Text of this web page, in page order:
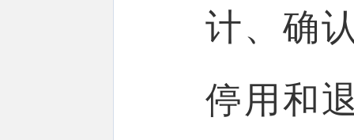
计、确
停用和